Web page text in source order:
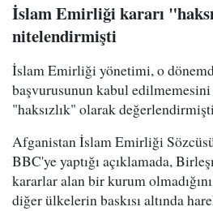
İslam Emirliği kararı
nitelendirmişti
İslam Emirliği yönetimi, o
başvurusunun kabul
"haksızlık" olarak
Afganistan İslam Emirliği
BBC'ye yaptığı açıklamada,
kararlar alan bir kurum
diğer ülkelerin baskısı altında